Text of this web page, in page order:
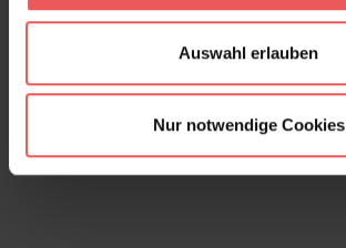
Auswahl erlauben
Nur notwendige Cookies
160,00 €